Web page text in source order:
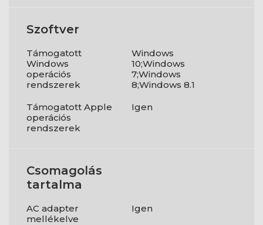
Szoftver
Támogatott
Windows
operációs
rendszerek
Windows
10;Windows
7;Windows
8;Windows 8.1
Támogatott Apple
operációs
rendszerek
Igen
Csomagolás
tartalma
AC adapter
mellékelve
Igen